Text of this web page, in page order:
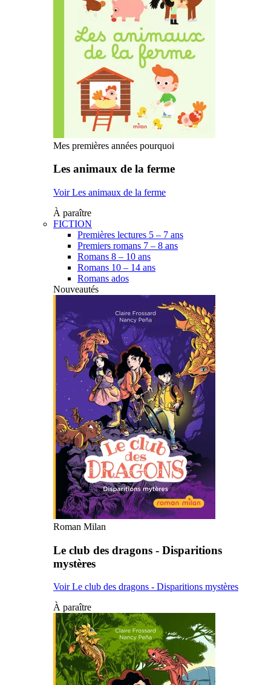
Mes premières années pourquoi
Les animaux de la ferme
Voir Les animaux de la ferme
À paraître
FICTION
Premières lectures 5 – 7 ans
Premiers romans 7 – 8 ans
Romans 8 – 10 ans
Romans 10 – 14 ans
Romans ados
Nouveautés
Roman Milan
Le club des dragons - Disparitions
mystères
Voir Le club des dragons - Disparitions mystères
À paraître